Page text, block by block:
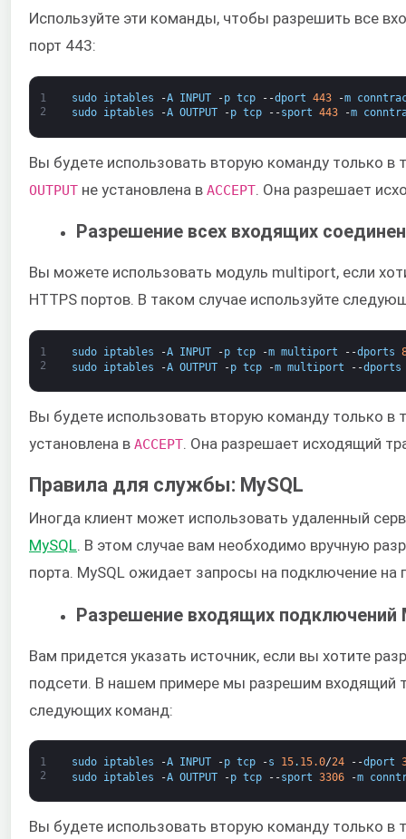
Используйте эти команды, чтобы разрешить все
порт 443:
1
2
sudo iptables -A INPUT -p tcp --dport 443 -m
sudo
iptables -A OUTPUT -p tcp --sport 443 -m
Вы будете использовать вторую команду только в
OUTPUT ​ не установлена в ACCEPT ​. Она разрешает
Разрешение всех входящих
Вы можете использовать модуль multiport, если
HTTPS портов. В таком случае используйте
1
2
sudo iptables -A INPUT -p tcp -m multiport --dports
sudo
iptables -A OUTPUT -p tcp -m multiport --dports
Вы будете использовать вторую команду только в
установлена в ACCEPT​ . Она разрешает исходящий
Правила для службы: MySQL
Иногда клиент может использовать удаленный
MySQL​. В этом случае вам необходимо вручную
порта. MySQL ожидает запросы на подключение на
Разрешение входящих подключений
Вам придется указать источник, если вы хотите
подсети. В нашем примере мы разрешим входящий
следующих команд:
1
2
sudo iptables -A INPUT -p tcp -s 15. 15.0/24 --dport
sudo
iptables -A OUTPUT -p tcp --sport 3306 -m
Вы будете использовать вторую команду только в